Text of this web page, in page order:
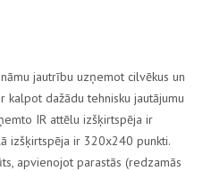
jautrību uzņemot cilvēkus un
dažādu tehnisku jautājumu
IR attēlu izšķirtspēja ir
izšķirtspēja ir 320x240 punkti.
apvienojot parastās (redzamās